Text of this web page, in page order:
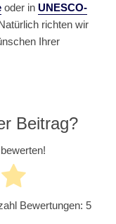
oder in UNESCO-
richten wir
Ihrer
Beitrag?
Bewertungen: 5